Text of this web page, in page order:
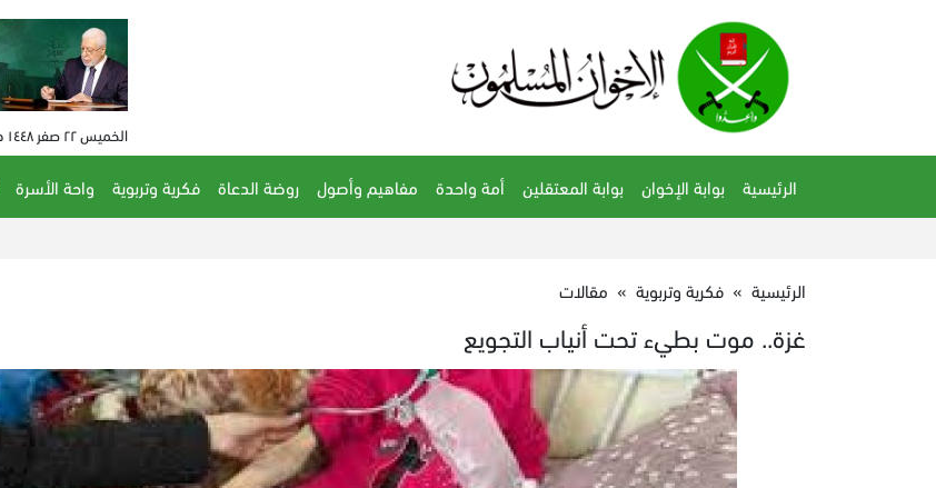
الخميس ٢٢ صفر ١٤٤٨ هـ - 6 أغسطس 2026 م - الساعة 08:58 م
الرئيسية بوابة الإخوان بوابة المعتقلين أمة واحدة مفاهيم وأصول روضة الدعاة فكرية وتربوية واحة الأسرة
الرئيسية » فكرية وتربوية » مقالات
غزة.. موت بطيء تحت أنياب التجويع